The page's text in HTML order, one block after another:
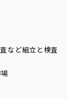
など組立と検査